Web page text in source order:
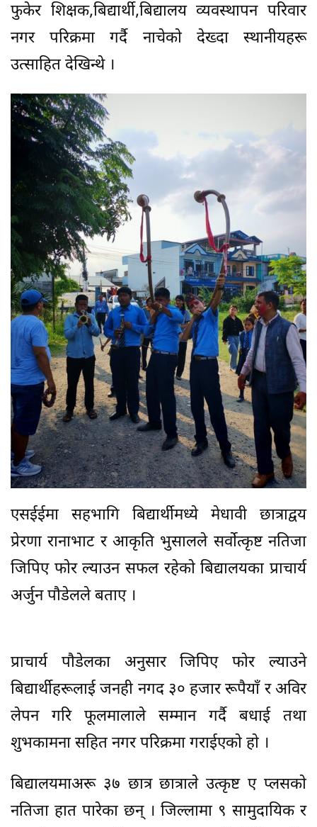
फुकेर शिक्षक,बिद्यार्थी,बिद्यालय व्यवस्थापन परिवार
नगर परिक्रमा गर्दै नाचेकाे देख्दा स्थानीयहरू
उत्साहित देखिन्थे ।
एसईईमा सहभागि बिद्यार्थीमध्ये मेधावी छात्राद्वय
प्रेरणा रानाभाट र आकृति भुसालले सर्वोत्कृष्ट नतिजा
जिपिए फाेर ल्याउन सफल रहेकाे बिद्यालयका प्राचार्य
अर्जुन पाैडेलले बताए ।
प्राचार्य पाैडेलका अनुसार जिपिए फाेर ल्याउने
बिद्यार्थीहरूलाई जनही नगद ३० हजार रूपैयाँ र अविर
लेपन गरि फूलमालाले सम्मान गर्दै बधाई तथा
शुभकामना सहित नगर परिक्रमा गराईएकाे हाे ।
बिद्यालयमाअरू ३७ छात्र छात्राले उत्कृष्ट ए प्लसकाे
नतिजा हात पारेका छन् । जिल्लामा ९ सामुदायिक र